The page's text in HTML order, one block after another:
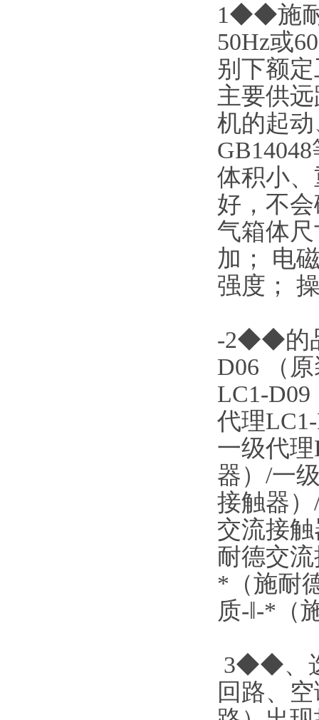
1◆◆施耐
50Hz或
别下额
主要供
机的起
体积小
好，不
气箱体
加； 电
强度；
-2◆◆的
D06 （
LC1-
代理
一级代
器）/一
接触器
交流接
耐德交
*（施耐
质-‖-*（
3◆◆、
回路、